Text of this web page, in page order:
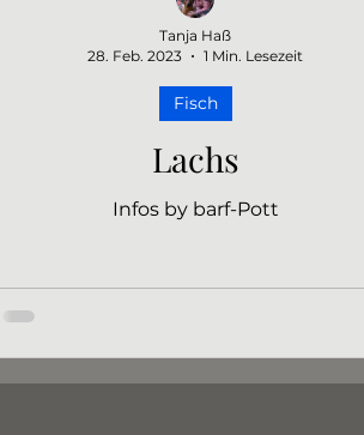
Vitalpilze Kohlenhydrate
Lachs
Infos by barf-Pott
Fisch
Tanja Haß
28. Feb. 2023
1 Min. Lesezeit